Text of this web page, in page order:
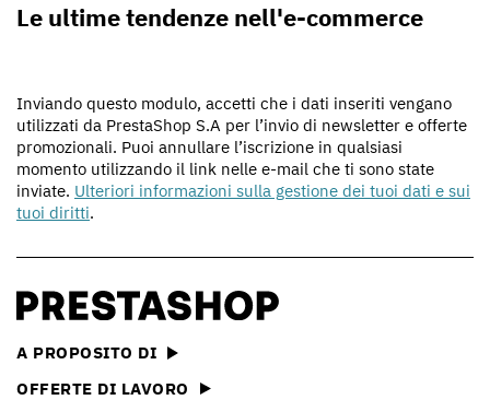
Le ultime tendenze nell'e-commerce
Inviando questo modulo, accetti che i dati inseriti vengano
utilizzati da PrestaShop S.A per l’invio di newsletter e offerte
promozionali. Puoi annullare l’iscrizione in qualsiasi
momento utilizzando il link nelle e-mail che ti sono state
inviate. Ulteriori informazioni sulla gestione dei tuoi dati e sui
tuoi diritti.
A PROPOSITO DI
OFFERTE DI LAVORO